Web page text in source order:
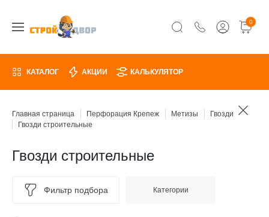
0
КАТАЛОГ АКЦИИ КАЛЬКУЛЯТОР
Главная страница Перфорация Крепеж Метизы
Гвозди
Гвозди строительные
Гвозди строительные
Фильтр подбора Категории